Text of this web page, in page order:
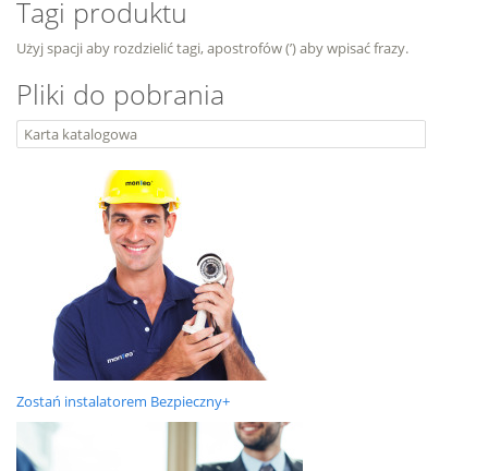
Tagi produktu
Użyj spacji aby rozdzielić tagi, apostrofów (’) aby wpisać frazy.
Pliki do pobrania
Karta katalogowa
Zostań instalatorem Bezpieczny+